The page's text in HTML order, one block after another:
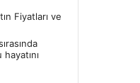
Fiyatları ve